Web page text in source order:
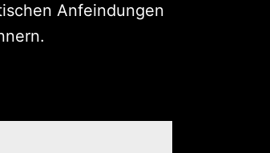
Anfeindungen